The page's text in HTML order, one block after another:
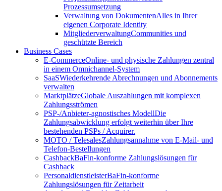
Prozessumsetzung
Verwaltung von DokumentenAlles in Ihrer
eigenen Corporate Identity
MitgliederverwaltungCommunities und
geschützte Bereich
Business Cases
E-CommerceOnline- und physische Zahlungen zentral
in einem Omnichannel-System
SaaSWiederkehrende Abrechnungen und Abonnements
verwalten
MarktplätzeGlobale Auszahlungen mit komplexen
Zahlungsströmen
PSP-/Anbieter‑agnostisches ModellDie
Zahlungsabwicklung erfolgt weiterhin über Ihre
bestehenden PSPs / Acquirer.
MOTO / TelesalesZahlungsannahme von E-Mail- und
Telefon-Bestellungen
CashbackBaFin-konforme Zahlungslösungen für
Cashback
PersonaldienstleisterBaFin-konforme
Zahlungslösungen für Zeitarbeit